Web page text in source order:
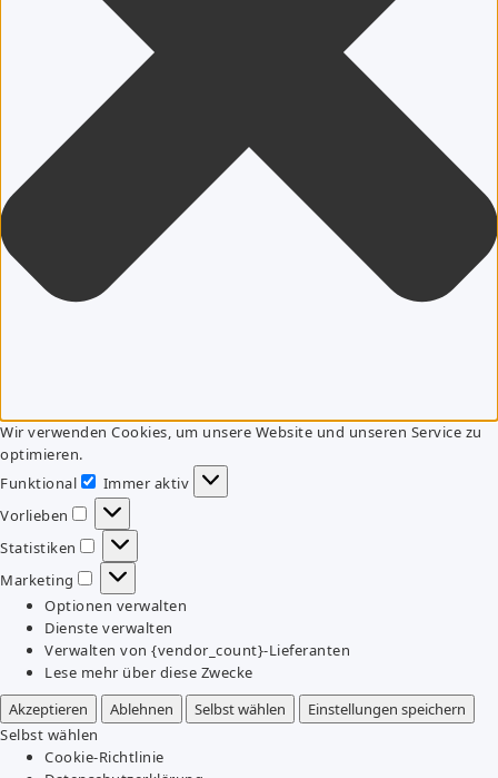
Wir verwenden Cookies, um unsere Website und unseren Service zu
optimieren.
Funktional
Funktional
Immer aktiv
Vorlieben
Vorlieben
Statistiken
Statistiken
Marketing
Marketing
Optionen verwalten
Dienste verwalten
Verwalten von {vendor_count}-Lieferanten
Lese mehr über diese Zwecke
Akzeptieren
Ablehnen Selbst wählen
Einstellungen speichern
Selbst wählen
Cookie-Richtlinie